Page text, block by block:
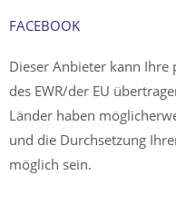
FACEBOOK
Dieser Anbieter kann Ihre
des EWR/der EU
Länder haben
und die Durchsetzung
möglich sein.